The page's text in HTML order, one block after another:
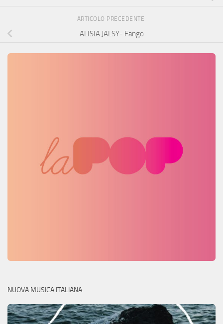
ARTICOLO PRECEDENTE
ALISIA JALSY- Fango
NUOVA MUSICA ITALIANA